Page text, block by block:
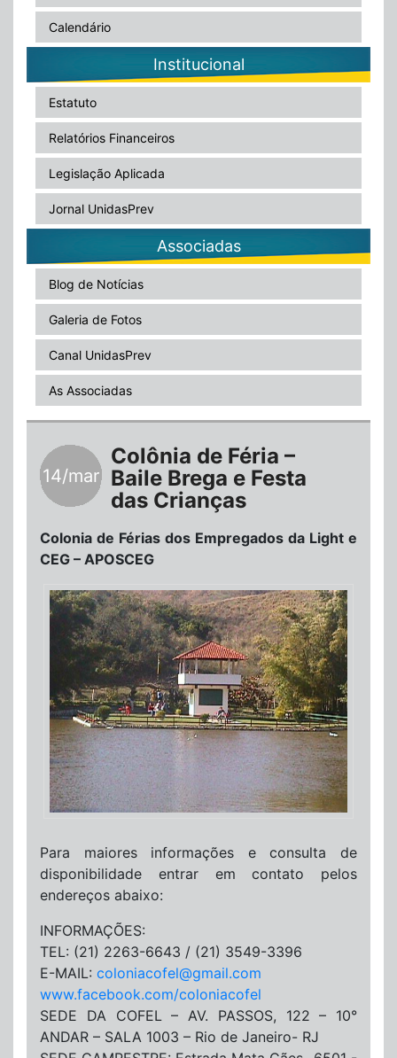
Calendário
Institucional
Estatuto
Relatórios Financeiros
Legislação Aplicada
Jornal UnidasPrev
Associadas
Blog de Notícias
Galeria de Fotos
Canal UnidasPrev
As Associadas
14/mar
Colônia de Féria –
Baile Brega e Festa
das Crianças
Colonia de Férias dos Empregados da Light e
CEG – APOSCEG
Para maiores informações e consulta de
disponibilidade entrar em contato pelos
endereços abaixo:
INFORMAÇÕES:
TEL: (21) 2263-6643 / (21) 3549-3396
E-MAIL: coloniacofel@gmail.com
www.facebook.com/coloniacofel
SEDE DA COFEL – AV. PASSOS, 122 – 10°
ANDAR – SALA 1003 – Rio de Janeiro- RJ